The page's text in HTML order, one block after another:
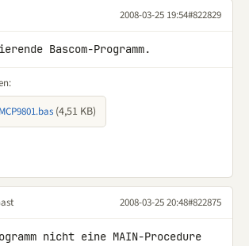
2008-03-25 19:54#822829
Bascom-Programm.
(4,51 KB)
2008-03-25 20:48#822875
nicht eine MAIN-Procedure